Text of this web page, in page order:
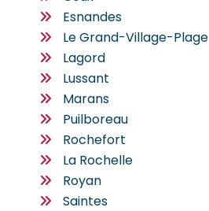
Esnandes
Le Grand-Village-Plage
Lagord
Lussant
Marans
Puilboreau
Rochefort
La Rochelle
Royan
Saintes